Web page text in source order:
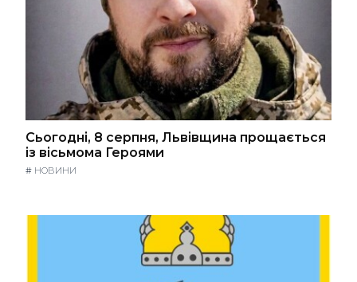
Сьогодні, 8 серпня, Львівщина прощається
із вісьмома Героями
# НОВИНИ